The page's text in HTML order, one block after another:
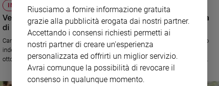
IN PRIMA TV
Venti anni fa ci lasciava Gabriella Ferri, la voce più amata
di Roma
Cantante, attrice, cabarettista, con il suo stile unico ha lasciato un ricordo
indelebile nel cuore degli italiani. Il documentario "Gabriella" (sabato 12
ottobre alle 21,20 su Rai 3) ricostruisce la sua carriera e la sua fragilità.
Parlano di lei con affetto gli amici e colleghi Carlo Verdone, Renzo Arbore,
Pippo Franco
Riusciamo a fornire informazione gratuita
grazie alla pubblicità erogata dai nostri partner.
Accettando i consensi richiesti permetti ai
nostri partner di creare un'esperienza
personalizzata ed offrirti un miglior servizio.
Avrai comunque la possibilità di revocare il
consenso in qualunque momento.